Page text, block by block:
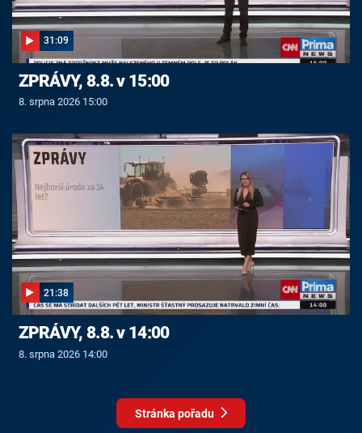
31:09
ZPRÁVY, 8.8. v 15:00
8. srpna 2026 15:00
21:38
ZPRÁVY, 8.8. v 14:00
8. srpna 2026 14:00
Stránka pořadu